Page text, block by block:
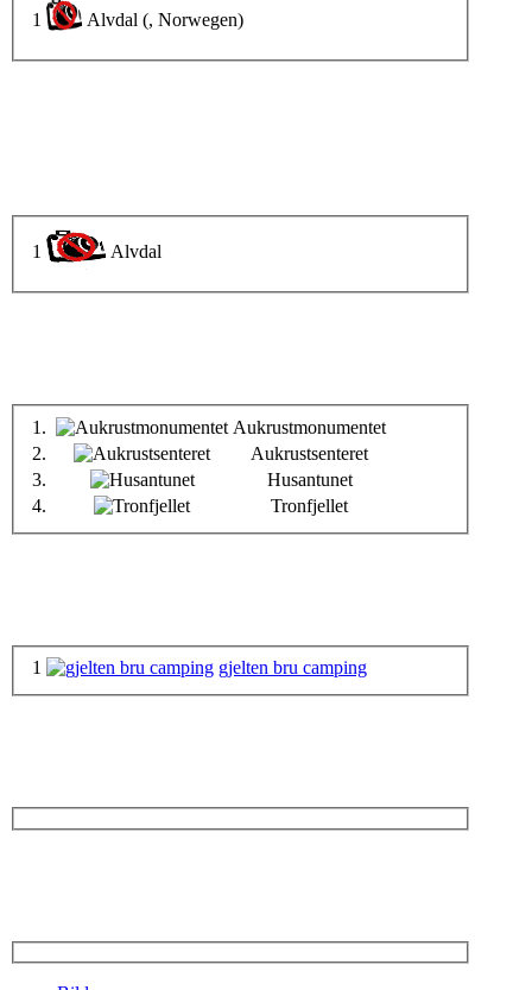
1 Alvdal (, Norwegen)
1 Alvdal
1.
Aukrustmonumentet
2.
Aukrustsenteret
3.
Husantunet
4.
Tronfjellet
1 gjelten bru camping